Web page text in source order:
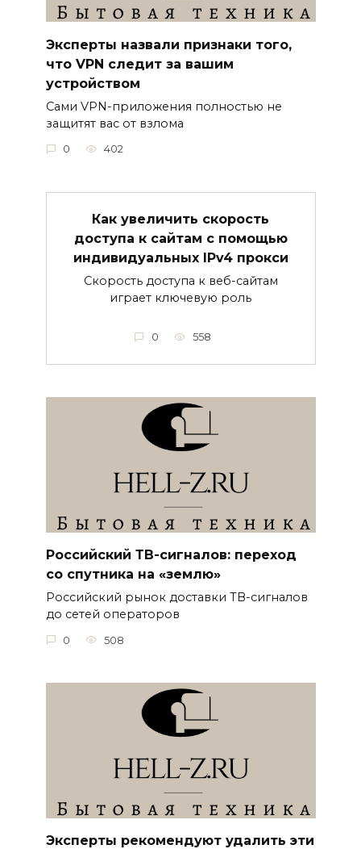
Эксперты назвали признаки того,
что VPN следит за вашим
устройством
Сами VPN-приложения полностью не
защитят вас от взлома
0 402
Как увеличить скорость
доступа к сайтам с помощью
индивидуальных IPv4 прокси
Скорость доступа к веб-сайтам
играет ключевую роль
0 558
Российский ТВ-сигналов: переход
со спутника на «землю»
Российский рынок доставки ТВ-сигналов
до сетей операторов
0 508
Эксперты рекомендуют удалить эти